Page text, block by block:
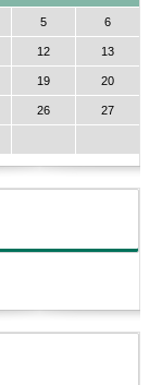
5 6
12 13
19 20
26 27